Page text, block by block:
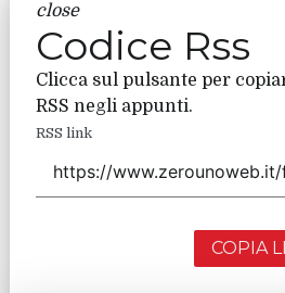
close
Codice Rss
Clicca sul pulsante per
RSS negli appunti.
RSS link
COPIA